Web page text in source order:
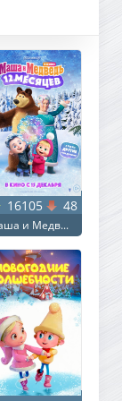
16105 48
и Медв...